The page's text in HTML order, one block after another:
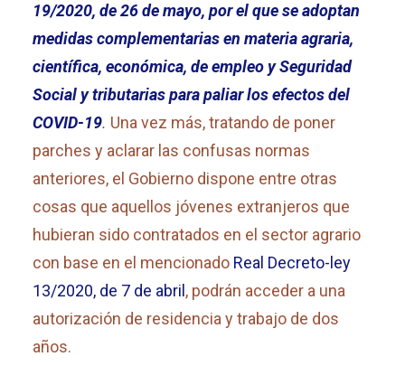
19/2020, de 26 de mayo, por el que se adoptan
medidas complementarias en materia agraria,
científica, económica, de empleo y Seguridad
Social y tributarias para paliar los efectos del
COVID-19. Una vez más, tratando de poner
parches y aclarar las confusas normas
anteriores, el Gobierno dispone entre otras
cosas que aquellos jóvenes extranjeros que
hubieran sido contratados en el sector agrario
con base en el mencionado Real Decreto-ley
13/2020, de 7 de abril , podrán acceder a una
autorización de residencia y trabajo de dos
años.